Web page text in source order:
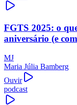
FGTS 2025: o
aniversário (e
MJ
Maria Júlia Bamberg
Ouvir
podcast